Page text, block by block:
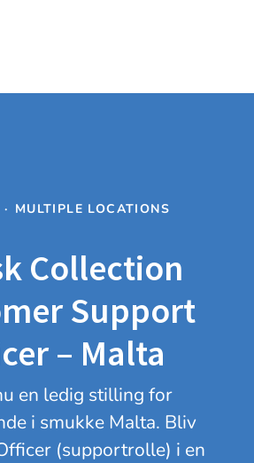
· MULTIPLE LOCATIONS
Collection
Support
– Malta
en ledig stilling for
i smukke Malta. Bliv
(supportrolle) i en